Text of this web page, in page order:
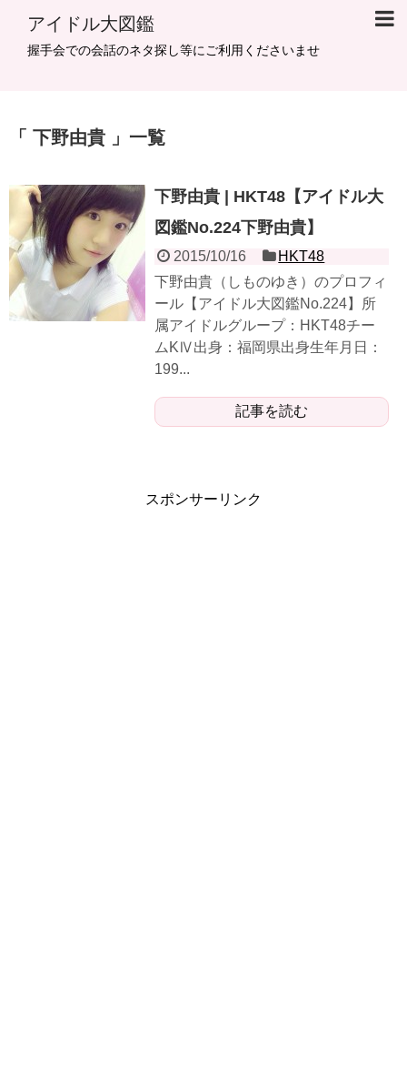
アイドル大図鑑
握手会での会話のネタ探し等にご利用くださいませ
下野由貴 一覧
下野由貴 | HKT48【アイドル大
図鑑No.224下野由貴】
2015/10/16
HKT48
下野由貴（しものゆき）のプロフィ
ール【アイドル大図鑑No.224】所
属アイドルグループ：HKT48チー
ムKⅣ出身：福岡県出身生年月日：
199...
記事を読む
スポンサーリンク